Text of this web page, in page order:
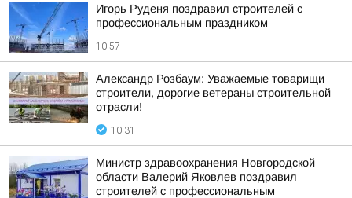
Игорь Руденя поздравил строителей с
профессиональным праздником
10:57
Александр Розбаум: Уважаемые товарищи
строители, дорогие ветераны строительной
отрасли!
10:31
Министр здравоохранения Новгородской
области Валерий Яковлев поздравил
строителей с профессиональным